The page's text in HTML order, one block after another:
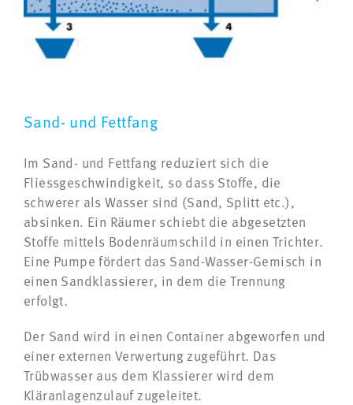
Sand- und Fettfang
Im Sand- und Fettfang reduziert sich die
Fliessgeschwindigkeit, so dass Stoffe, die
schwerer als Wasser sind (Sand, Splitt etc.),
absinken. Ein Räumer schiebt die abgesetzten
Stoffe mittels Bodenräumschild in einen Trichter.
Eine Pumpe fördert das Sand-Wasser-Gemisch in
einen Sandklassierer, in dem die Trennung
erfolgt.
Der Sand wird in einen Container abgeworfen und
einer externen Verwertung zugeführt. Das
Trübwasser aus dem Klassierer wird dem
Kläranlagenzulauf zugeleitet.